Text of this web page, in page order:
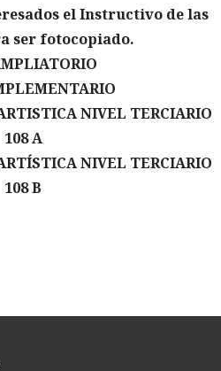
el Instructivo de las
ser fotocopiado.
NIVEL TERCIARIO
108 A
NIVEL TERCIARIO
108 B